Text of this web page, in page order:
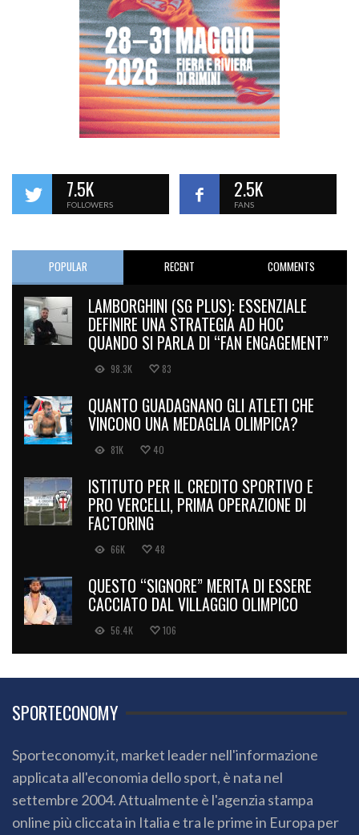
7.5K
FOLLOWERS
2.5K
FANS
POPULAR RECENT COMMENTS
LAMBORGHINI (SG PLUS): ESSENZIALE
DEFINIRE UNA STRATEGIA AD HOC
QUANDO SI PARLA DI “FAN ENGAGEMENT”
98.3K 83
QUANTO GUADAGNANO GLI ATLETI CHE
VINCONO UNA MEDAGLIA OLIMPICA?
81K 40
ISTITUTO PER IL CREDITO SPORTIVO E
PRO VERCELLI, PRIMA OPERAZIONE DI
FACTORING
66K 48
QUESTO “SIGNORE” MERITA DI ESSERE
CACCIATO DAL VILLAGGIO OLIMPICO
56.4K 106
SPORTECONOMY
Sporteconomy.it, market leader nell'informazione
applicata all'economia dello sport, è nata nel
settembre 2004. Attualmente è l'agenzia stampa
online più cliccata in Italia e tra le prime in Europa per